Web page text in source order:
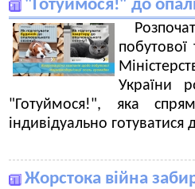
"Готуймося!" до
України
"Готуймося!", яка
індивідуально
Жорстока війна